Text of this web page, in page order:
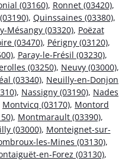
(03160), Ronnet (03420),
, Quinssaines (03380),
Mésangy (03320), Poëzat
(03470), Périgny (03120),
, Paray-le-Frésil (03230),
(03250), Neuvy (03000),
(03340), Neuilly-en-Donjon
, Nassigny (03190), Nades
Montvicq (03170), Montord
, Montmarault (03390),
(03000), Monteignet-sur-
les-Mines (03130),
en-Forez (03130),